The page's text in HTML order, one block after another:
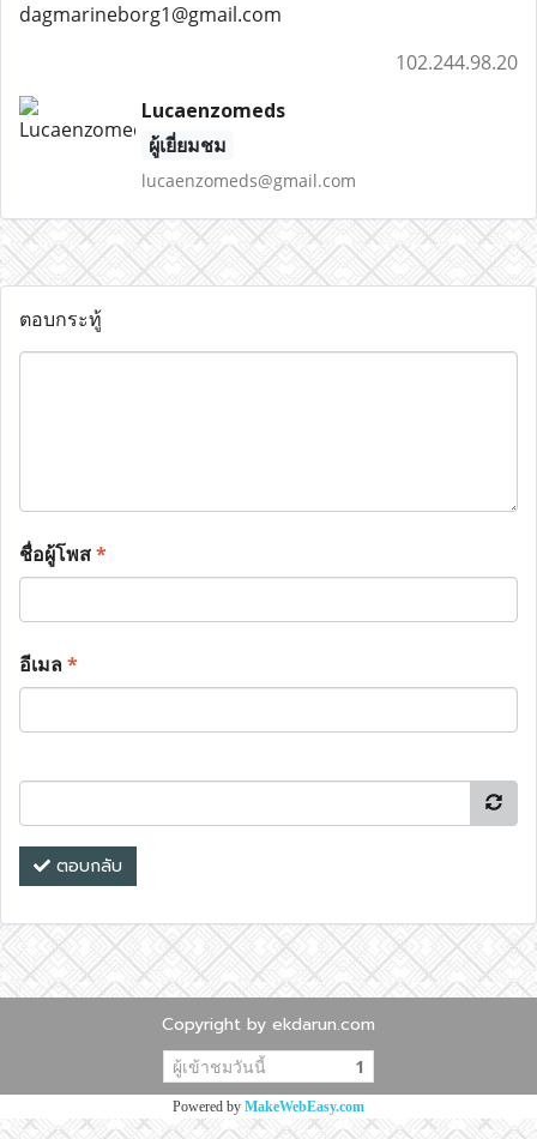
dagmarineborg1@gmail.com
102.244.98.20
Lucaenzomeds
ผู้เยี่ยมชม
lucaenzomeds@gmail.com
ตอบกระทู้
ชื่อผู้โพส*
อีเมล*
ตอบกลับ
Copyright by ekdarun.com
ผู้เข้าชมวันนี้ 1
Powered by MakeWebEasy.com